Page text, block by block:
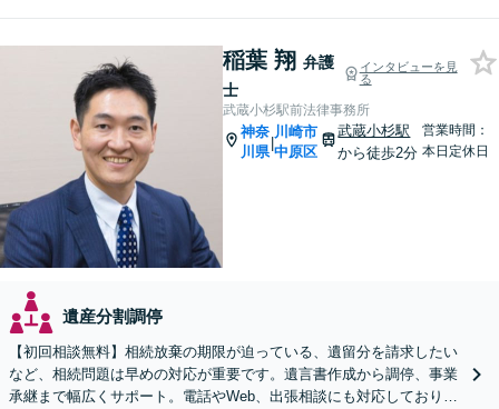
稲葉 翔 弁護
士
インタビューを見
る
武蔵小杉駅前法律事務所
神奈
川県
|
川崎市
中原区
武蔵小杉駅
から徒歩2分
営業時間：
本日定休日
遺産分割調停
【初回相談無料】相続放棄の期限が迫っている、遺留分を請求したい
など、相続問題は早めの対応が重要です。遺言書作成から調停、事業
承継まで幅広くサポート。電話やWeb、出張相談にも対応しておりま